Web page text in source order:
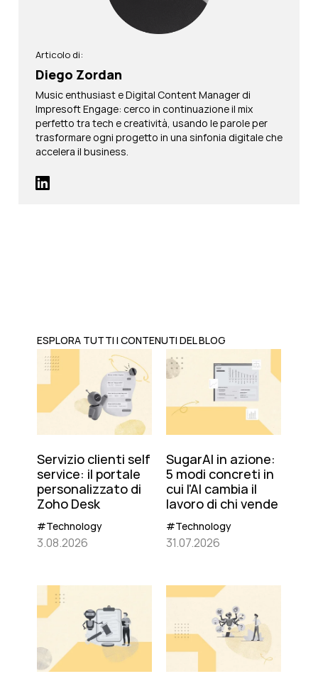
Articolo di:
Diego Zordan
Music enthusiast e Digital Content Manager di
Impresoft Engage: cerco in continuazione il mix
perfetto tra tech e creatività, usando le parole per
trasformare ogni progetto in una sinfonia digitale che
accelera il business.
ESPLORA TUTTI I CONTENUTI DEL BLOG
Servizio clienti self
service: il portale
personalizzato di
Zoho Desk
#Technology
3.08.2026
SugarAI in azione:
5 modi concreti in
cui l'AI cambia il
lavoro di chi vende
#Technology
31.07.2026